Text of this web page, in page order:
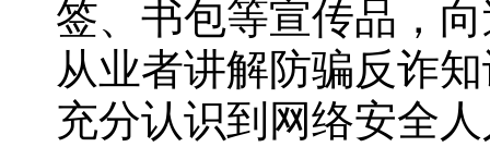
签、书包等宣传品，
从业者讲解防骗反诈
充分认识到网络安全